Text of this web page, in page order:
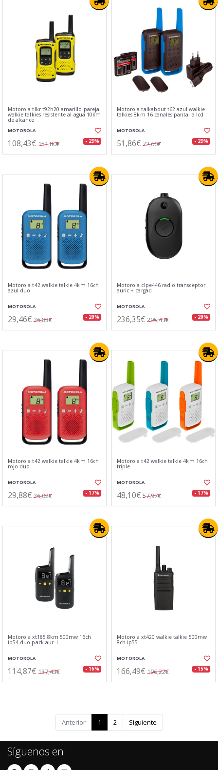
Motorola tlkr t92h20 amarillo pareja
walkie talkies resistente al agua 10km
de alcance
MOTOROLA
108,43€ 151,80€ - 29%
Motorola talkabout t62 azul walkie
talkies 8km 16 canales pantalla lcd
MOTOROLA
51,86€ 72,60€ - 29%
Motorola t42 walkie talkie 4km 16ch
azul duo
MOTOROLA
29,46€ 36,83€ - 20%
Motorola clpe446 radio transceptor
auric + cargad
MOTOROLA
236,35€ 295,43€ - 20%
Motorola t42 walkie talkie 4km 16ch
rojo duo
MOTOROLA
29,88€ 36,02€ - 17%
Motorola t42 walkie talkie 4km 16ch
triple
MOTOROLA
48,10€ 57,97€ - 17%
Motorola xt185 8km 500mw 16ch
ip54 duo pack aur. i
MOTOROLA
114,87€ 137,43€ - 16%
Motorola xt420 walkie talkie 500mw
8ch ip55
MOTOROLA
166,49€ 196,22€ - 15%
Anterior 1 2 Siguiente
Síguenos en: